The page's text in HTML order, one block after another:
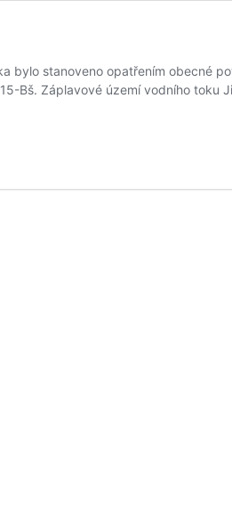
bylo stanoveno opatřením obecné
Bš. Záplavové území vodního